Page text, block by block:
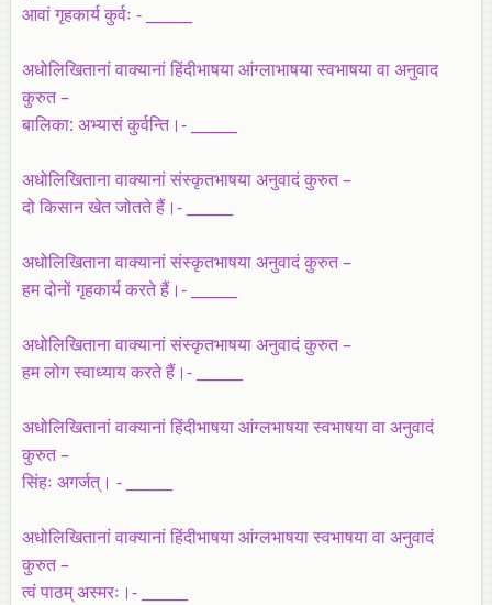
आवां गृहकार्य कुर्वः - ______
अधोलिखितानां वाक्यानां हिंदीभाषया आंग्लाभाषया स्वभाषया वा अनुवाद
कुरुत –
बालिका: अभ्यासं कुर्वन्ति।- ______
अधोलिखिताना वाक्यानां संस्कृतभाषया अनुवादं कुरुत –
दो किसान खेत जोतते हैं।- ______
अधोलिखिताना वाक्यानां संस्कृतभाषया अनुवादं कुरुत –
हम दोनों गृहकार्य करते हैं।- ______
अधोलिखितानावाक्यानां संस्कृतभाषया अनुवादं कुरुत –
हम लोग स्वाध्याय करते हैं।- ______
अधोलिखितानां वाक्यानां हिंदीभाषया आंग्लभाषया स्वभाषया वा अनुवादं
कुरुत –
सिंहः अगर्जत्। - ______
अधोलिखितानां वाक्यानां हिंदीभाषया आंग्लभाषया स्वभाषया वा अनुवादं
कुरुत –
त्वं पाठम् अस्मरः।- ______